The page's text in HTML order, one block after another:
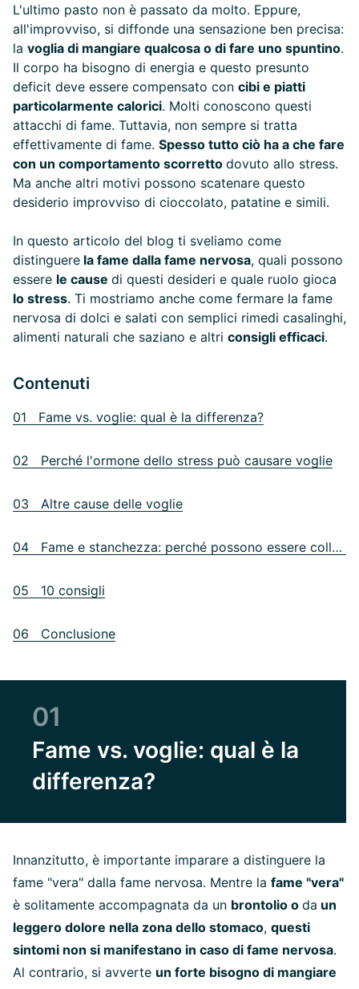
L'ultimo pasto non è passato da molto. Eppure,
all'improvviso, si diffonde una sensazione ben precisa:
la voglia di mangiare qualcosa o di fare uno spuntino.
Il corpo ha bisogno di energia e questo presunto
deficit deve essere compensato con cibi e piatti
particolarmente calorici. Molti conoscono questi
attacchi di fame. Tuttavia, non sempre si tratta
effettivamente di fame. Spesso tutto ciò ha a che fare
con un comportamento scorretto dovuto allo stress.
Ma anche altri motivi possono scatenare questo
desiderio improvviso di cioccolato, patatine e simili.
In questo articolo del blog ti sveliamo come
distinguere la fame dalla fame nervosa, quali possono
essere le cause di questi desideri e quale ruolo gioca
lo stress. Ti mostriamo anche come fermare la fame
nervosa di dolci e salati con semplici rimedi casalinghi,
alimenti naturali che saziano e altri consigli efficaci.
Contenuti
01 Fame vs. voglie: qual è la differenza?
02 Perché l'ormone dello stress può causare voglie
03 Altre cause delle voglie
04 Fame e stanchezza: perché possono essere collegate
05 10 consigli
06 Conclusione
01
Fame vs. voglie: qual è la
differenza?
Innanzitutto, è importante imparare a distinguere la
fame "vera" dalla fame nervosa. Mentre la fame "vera"
è solitamente accompagnata da un brontolio o da un
leggero dolore nella zona dello stomaco, questi
sintomi non si manifestano in caso di fame nervosa.
Al contrario, si avverte un forte bisogno di mangiare